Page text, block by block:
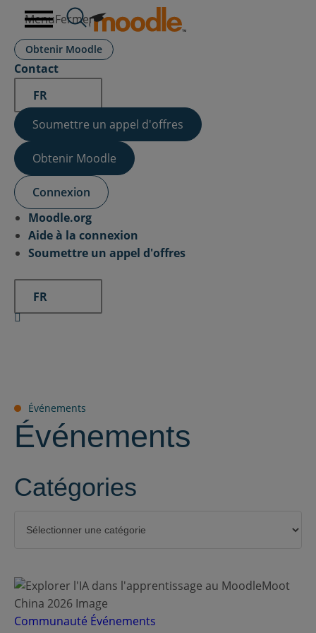
contenu
MenuFermer
Obtenir Moodle
Contact
FR
Soumettre un appel d'offres
Obtenir Moodle
Connexion
Moodle.org
Aide à la connexion
Soumettre un appel d'offres
FR
Événements
Événements
Catégories
Communauté Événements